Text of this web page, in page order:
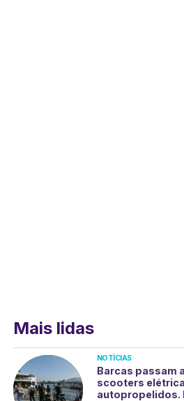
Mais lidas
NOTÍCIAS
Barcas passam
scooters
autopropelidos.